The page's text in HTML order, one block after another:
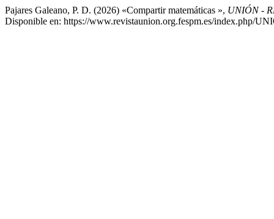
Pajares Galeano, P. D. (2026) «Compartir matemáticas », UNIÓN -
Disponible en: https://www.revistaunion.org.fespm.es/index.php/